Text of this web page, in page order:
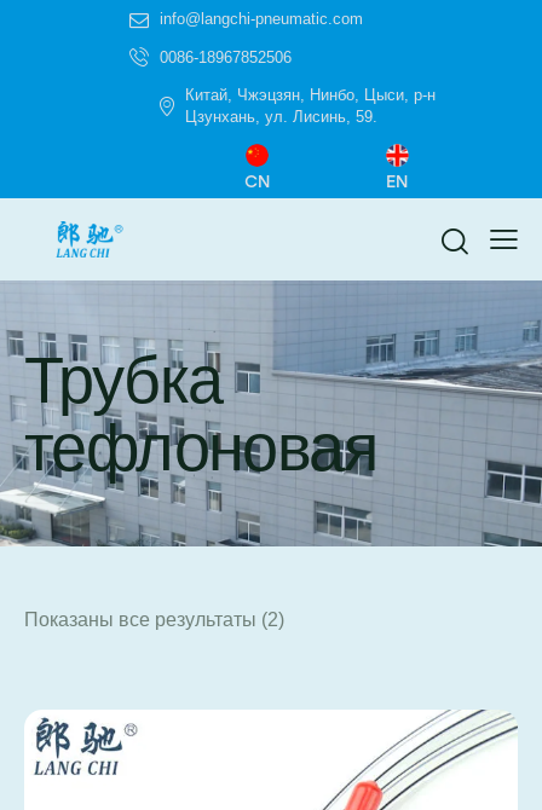
info@langchi-pneumatic.com
0086-18967852506
Китай, Чжэцзян, Нинбо, Цыси, р-н
Цзунхань, ул. Лисинь, 59.
CN EN
Трубка
тефлоновая
Показаны все результаты (2)